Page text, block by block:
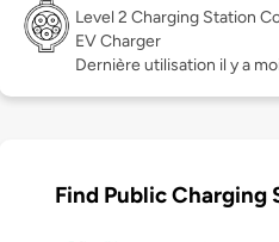
Level 2 Charging Station
EV Charger
Dernière utilisation il y a
Find Public Charging